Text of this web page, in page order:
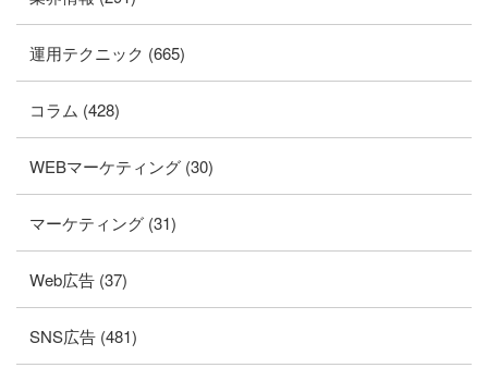
運用テクニック (665)
コラム (428)
WEBマーケティング (30)
マーケティング (31)
Web広告 (37)
SNS広告 (481)